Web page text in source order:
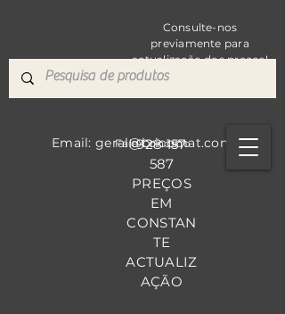
Consulte-nos
previamente para
actualização dos preços!
928 157
587
PREÇOS
EM
CONSTAN
TE
ACTUALIZ
AÇÃO
Fale Conosco
Email: geral@bricomat.com